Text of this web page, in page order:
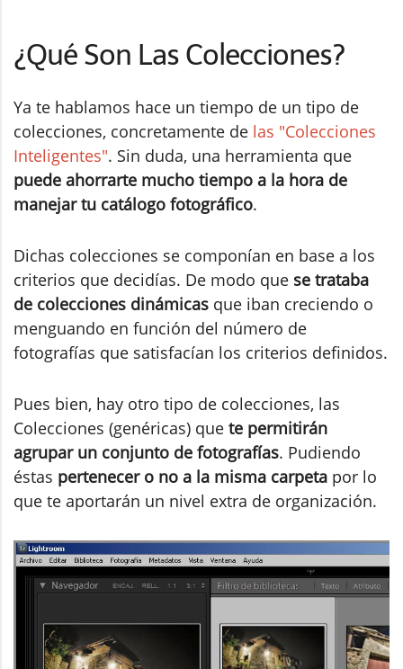
¿Qué Son Las Colecciones?
Ya te hablamos hace un tiempo de un tipo de
colecciones, concretamente de las "Colecciones
Inteligentes". Sin duda, una herramienta que
puede ahorrarte mucho tiempo a la hora de
manejar tu catálogo fotográfico.
Dichas colecciones se componían en base a los
criterios que decidías. De modo que se trataba
de colecciones dinámicas que iban creciendo o
menguando en función del número de
fotografías que satisfacían los criterios definidos.
Pues bien, hay otro tipo de colecciones, las
Colecciones (genéricas) que te permitirán
agrupar un conjunto de fotografías. Pudiendo
éstas pertenecer o no a la misma carpeta por lo
que te aportarán un nivel extra de organización.